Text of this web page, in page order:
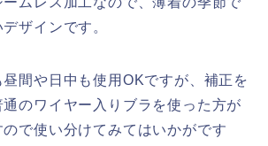
ザインです。
間や日中も使用OKですが、補正を
のワイヤー入りブラを使った方が
で使い分けてみてはいかがです